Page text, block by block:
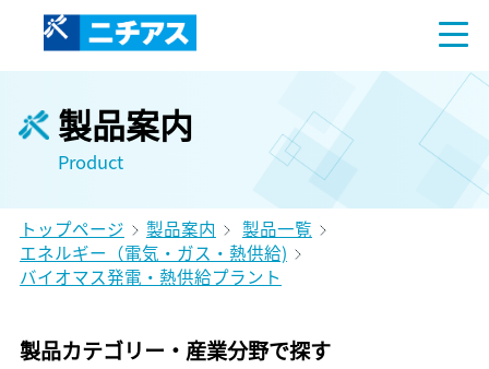
製品案内
Product
トップページ 製品案内
製品一覧
エネルギー（電気・ガス・熱供給)
バイオマス発電・熱供給プラント
製品カテゴリー・産業分野で探す